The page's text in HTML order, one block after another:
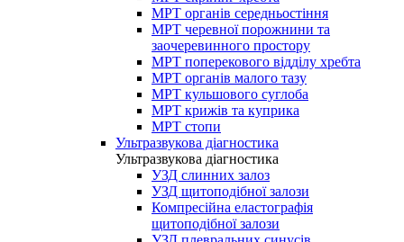
МРТ органів середньостіння
МРТ черевної порожнини та
заочеревинного простору
МРТ поперекового відділу хребта
МРТ органів малого тазу
МРТ кульшового суглоба
МРТ крижів та куприка
МРТ стопи
Ультразвукова діагностика
Ультразвукова діагностика
УЗД слинних залоз
УЗД щитоподібної залози
Компресійна еластографія
щитоподібної залози